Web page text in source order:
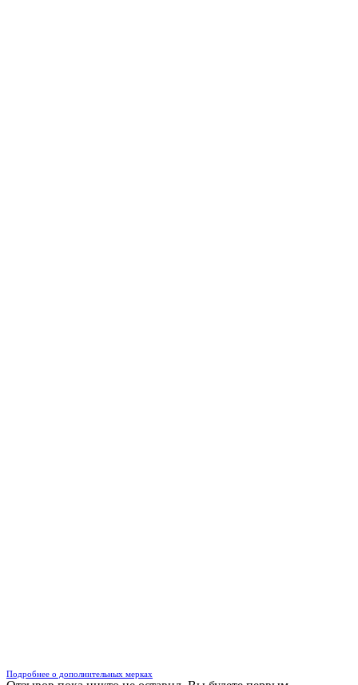
Подробнее о дополнительных мерках